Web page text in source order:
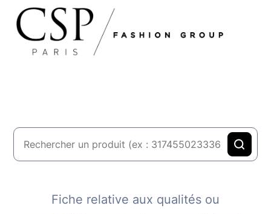
Fiche relative aux qualités ou